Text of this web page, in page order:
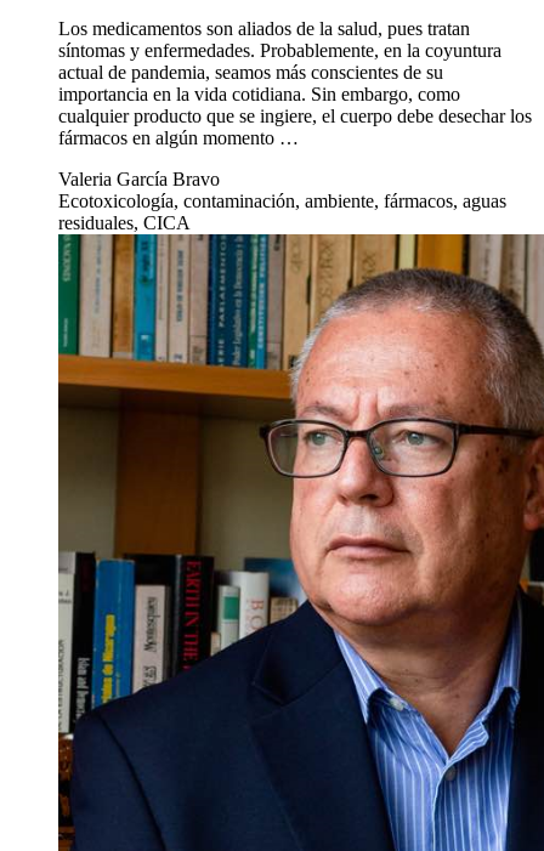
Los medicamentos son aliados de la salud, pues tratan
síntomas y enfermedades. Probablemente, en la coyuntura
actual de pandemia, seamos más conscientes de su
importancia en la vida cotidiana. Sin embargo, como
cualquier producto que se ingiere, el cuerpo debe desechar los
fármacos en algún momento …
Valeria García Bravo
Ecotoxicología, contaminación, ambiente, fármacos, aguas
residuales, CICA